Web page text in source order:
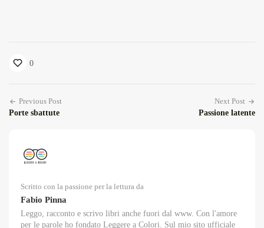
0
Previous Post
Porte sbattute
Next Post
Passione latente
Scritto con la passione per la lettura da
Fabio Pinna
Leggo, racconto e scrivo libri anche fuori dal www. Con l'amore
per le parole ho fondato Leggere a Colori. Sul mio sito ufficiale